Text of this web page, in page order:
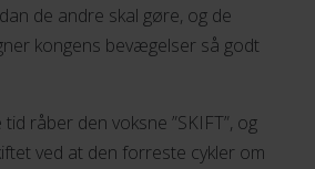
de andre skal gøre, og de
kongens bevægelser så godt
råber den voksne ”SKIFT”, og
ved at den forreste cykler om